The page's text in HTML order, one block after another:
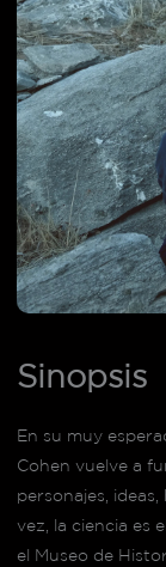
Sinopsis
En su muy
Cohen vuelve a
personajes,
vez, la ciencia es
el Museo de